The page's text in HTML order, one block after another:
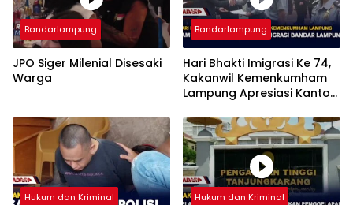
Bandarlampung
JPO Siger Milenial Disesaki
Warga
Bandarlampung
Hari Bhakti Imigrasi Ke 74,
Kakanwil Kemenkumham
Lampung Apresiasi Kantor
Hukum dan Kriminal Hukum dan Kriminal